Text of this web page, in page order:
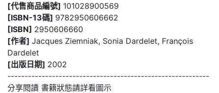
[代售商品編號] 101028900569
[ISBN-13碼] 9782950606662
[ISBN] 2950606660
[作者] Jacques Ziemniak, Sonia Dardelet, François
Dardelet
[出版日期] 2002
-----------------------------------------------------------
分享閱讀 書籍狀態請詳看圖示